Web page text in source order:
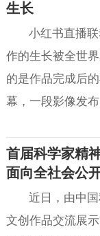
生长
小红书直播
作的生长被全世
的是作品完成后
幕，一段影像发布
首届科学家精
面向全社会公
近日，由中
文创作品交流展